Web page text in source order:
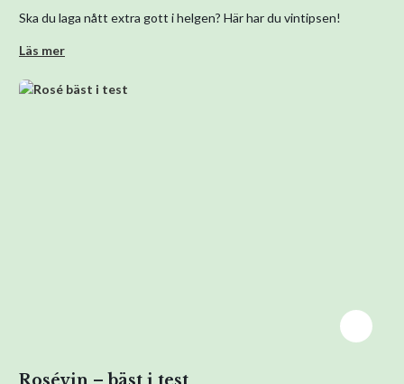
Ska du laga nått extra gott i helgen? Här har du vintipsen!
Läs mer
Rosévin – bäst i test